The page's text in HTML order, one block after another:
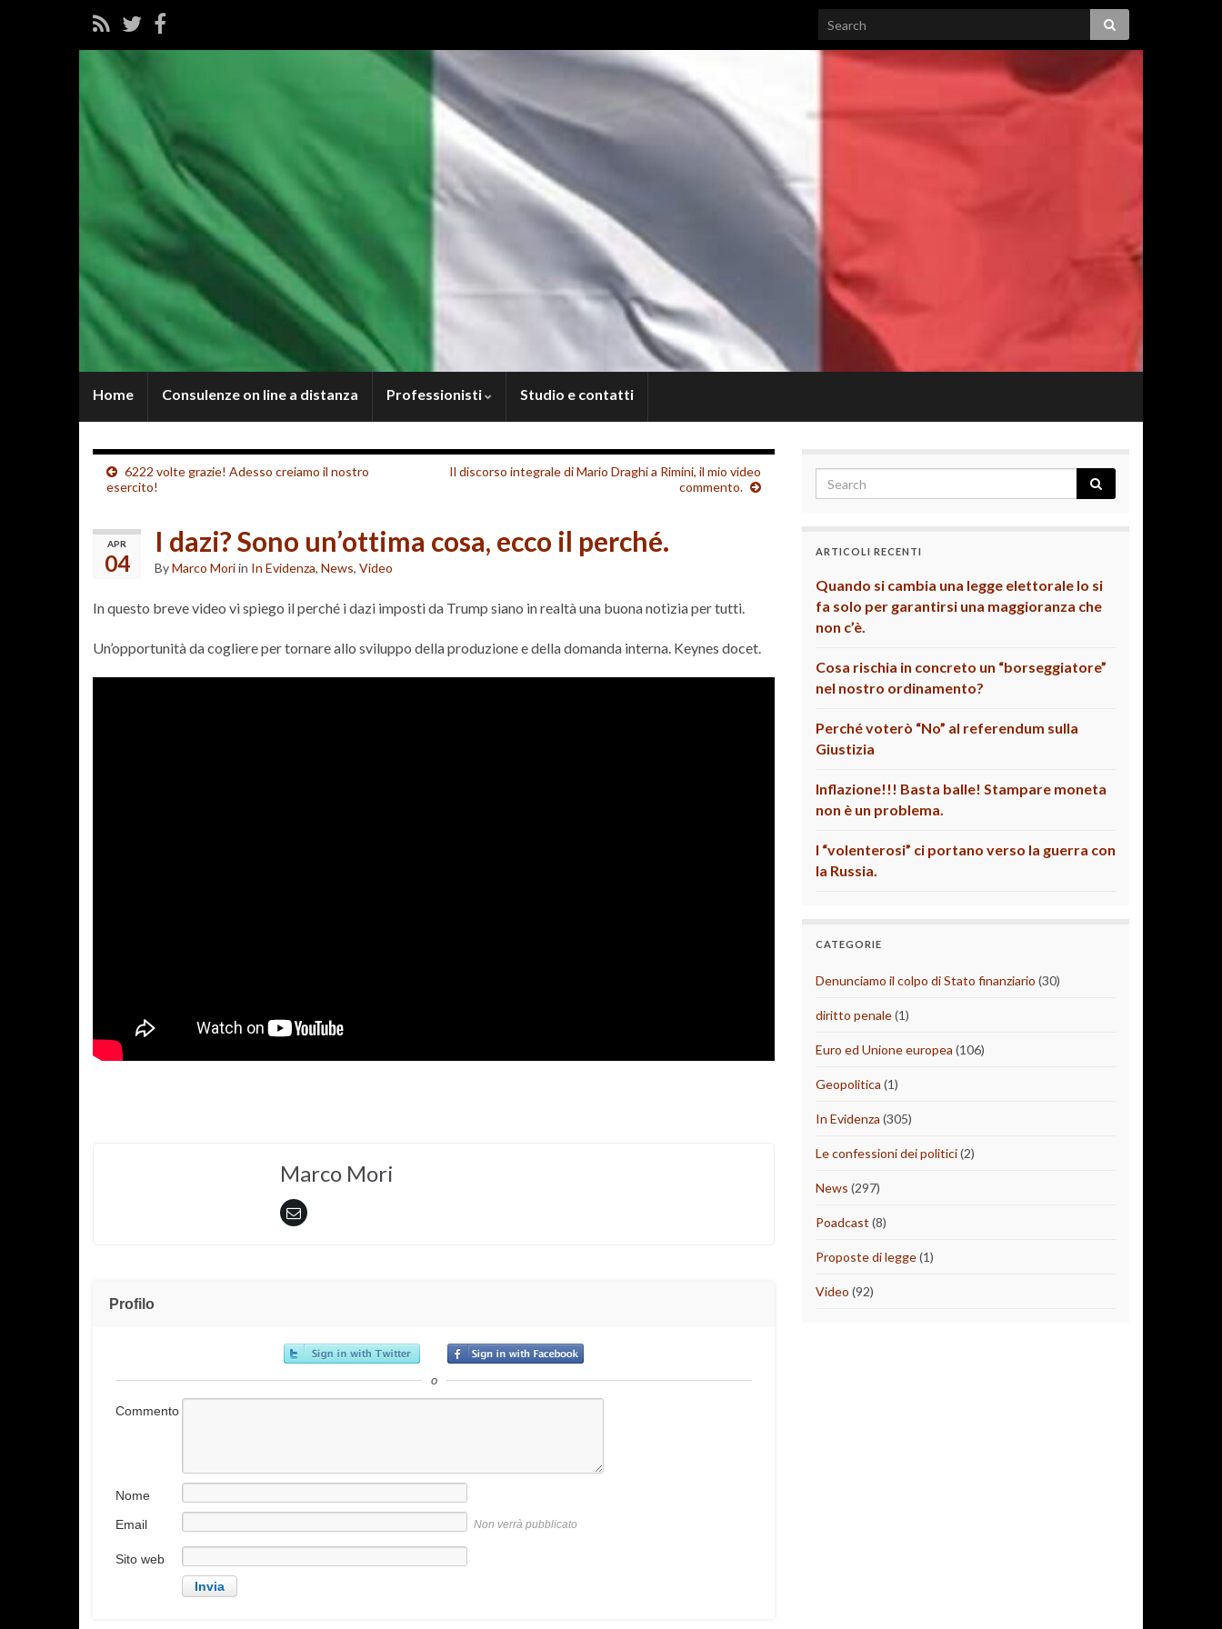
Home Consulenze on line a distanza Professionisti Studio e contatti
6222 volte grazie! Adesso creiamo il nostro
esercito!
Il discorso integrale di Mario Draghi a Rimini, il mio video
commento.
APR
04
I dazi? Sono un’ottima cosa, ecco il perché.
ByMarco Moriin In Evidenza, News, Video
In questo breve video vi spiego il perché i dazi imposti da Trump siano in realtà una buona notizia per tutti.
Un’opportunità da cogliere per tornare allo sviluppo della produzione e della domanda interna. Keynes docet.
Marco Mori
Profilo
o
Commento
Nome
Email
Non verrà pubblicato
Sito web
ARTICOLI RECENTI
Quando si cambia una legge elettorale lo si
fa solo per garantirsi una maggioranza che
non c’è.
Cosa rischia in concreto un “borseggiatore”
nel nostro ordinamento?
Perché voterò “No” al referendum sulla
Giustizia
Inflazione!!! Basta balle! Stampare moneta
non è un problema.
I “volenterosi” ci portano verso la guerra con
la Russia.
CATEGORIE
Denunciamo il colpo di Stato finanziario (30)
diritto penale(1)
Euro ed Unione europea (106)
Geopolitica (1)
In Evidenza (305)
Le confessioni dei politici(2)
News (297)
Poadcast (8)
Proposte di legge(1)
Video (92)